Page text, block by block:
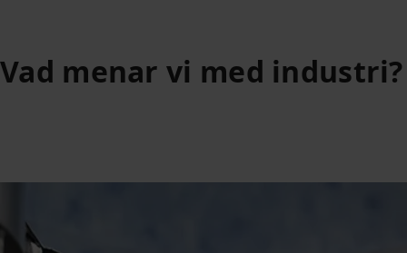
Vad menar vi med industri?